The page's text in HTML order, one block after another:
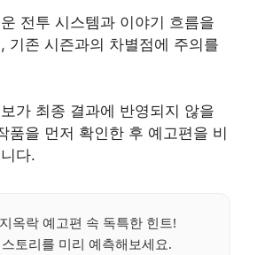
전투 시스템과 이야기 흐름을
기존 시즌과의 차별점에 주의를
가 최종 결과에 반영되지 않을
품을 먼저 확인한 후 예고편을 비
다.
지옥락 예고편 속 독특한 힌트!
토리를 미리 예측해보세요.